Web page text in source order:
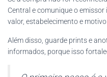
Central e comunique o
valor, estabelecimento e
Além disso, guarde prints e
informados, porque isso